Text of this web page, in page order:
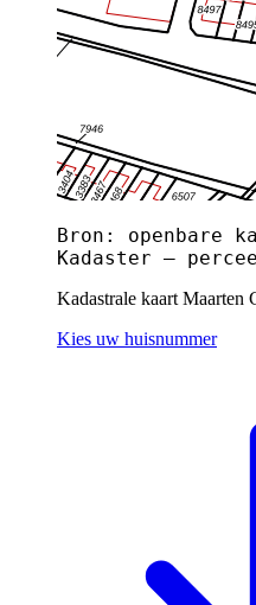
Bron: openbare
Kadaster —
Kadastrale kaart Maarten
Kies uw huisnummer